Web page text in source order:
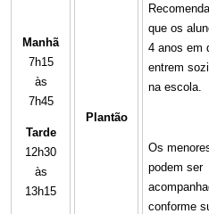
Manhã
7h15
às
7h45
Tarde
12h30
às
13h15
Plantão
que os
4 anos em
entrem
na escola.
Os
podem ser
conforme